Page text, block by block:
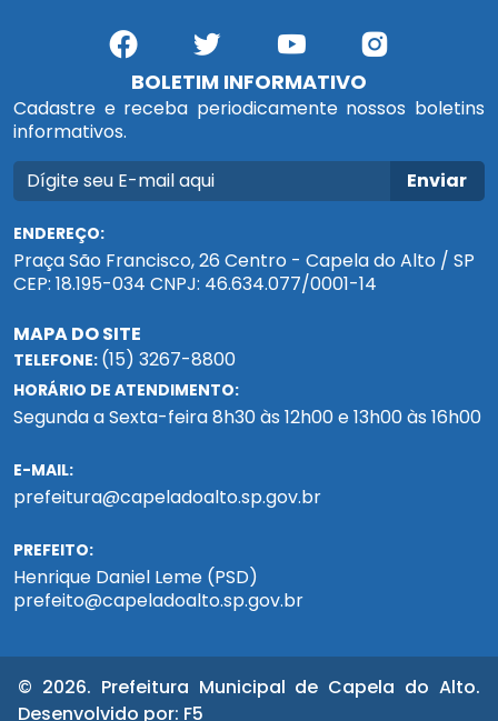
BOLETIM INFORMATIVO
Cadastre e receba periodicamente nossos boletins
informativos.
Enviar
ENDEREÇO:
Praça São Francisco, 26 Centro - Capela do Alto / SP
CEP: 18.195-034 CNPJ: 46.634.077/0001-14
MAPA DO SITE
TELEFONE: (15) 3267-8800
HORÁRIO DE ATENDIMENTO:
Segunda a Sexta-feira 8h30 às 12h00 e 13h00 às 16h00
E-MAIL:
prefeitura@capeladoalto.sp.gov.br
PREFEITO:
Henrique Daniel Leme (PSD)
prefeito@capeladoalto.sp.gov.br
© 2026. Prefeitura Municipal de Capela do Alto.
Desenvolvido por: F5